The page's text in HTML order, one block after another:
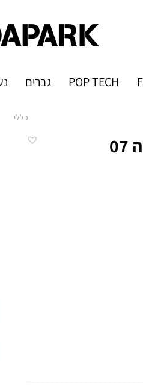
POP TECH גברים
כללי
כדורסל נייק NIKE VERSA TACK 8P מידה 07